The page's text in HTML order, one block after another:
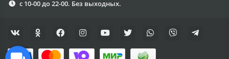
с 10-00 до 22-00. Без выходных.